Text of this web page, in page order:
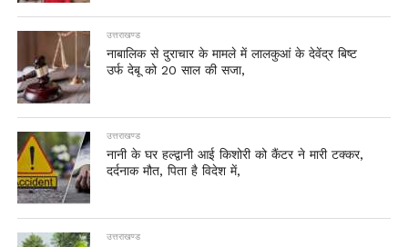
उत्तराखण्ड
नाबालिक से दुराचार के मामले में लालकुआं के देवेंद्र बिष्ट
उर्फ देबू को 20 साल की सजा,
उत्तराखण्ड
नानी के घर हल्द्वानी आई किशोरी को कैंटर ने मारी टक्कर,
दर्दनाक मौत, पिता है विदेश में,
उत्तराखण्ड